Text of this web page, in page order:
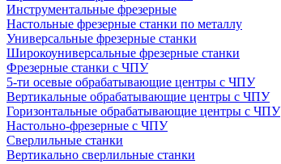
Инструментальные фрезерные
Настольные фрезерные станки по металлу
Универсальные фрезерные станки
Широкоуниверсальные фрезерные станки
Фрезерные станки с ЧПУ
5-ти осевые обрабатывающие центры с ЧПУ
Вертикальные обрабатывающие центры с ЧПУ
Горизонтальные обрабатывающие центры с ЧПУ
Настольно-фрезерные с ЧПУ
Сверлильные станки
Вертикально сверлильные станки